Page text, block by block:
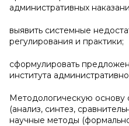
административных
выявить системные
регулирования и практики;
сформулировать
института
Методологическую основу
(анализ, синтез,
научные методы